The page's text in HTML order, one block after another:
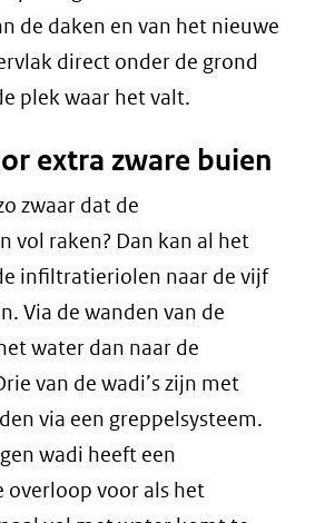
de daken en van het nieuwe
direct onder de grond
plek waar het valt.
extra zware buien
zwaar dat de
vol raken? Dan kan al het
infiltratieriolen naar de vijf
Via de wanden van de
water dan naar de
van de wadi’s zijn met
via een greppelsysteem.
wadi heeft een
overloop voor als het